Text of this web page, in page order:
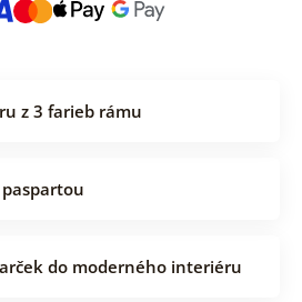
z 3 farieb rámu
do moderného interiéru